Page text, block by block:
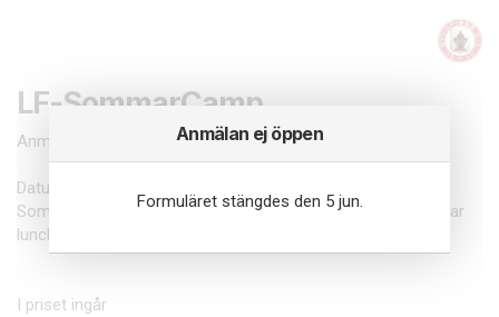
Anmälan ej öppen
Formuläret stängdes den 5 jun.
LF-SommarCamp
Anmälan till LF SommarCamp 2026
Datum 15-18 Juni.
Sommarcampen är för barn födda 2013-2017 och vi serverar
lunch Tisdag-onsdag
I priset ingår